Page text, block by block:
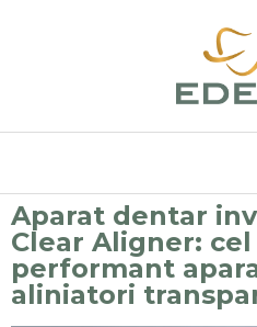
Aparat dentar
Clear Aligner:
performant
aliniatori